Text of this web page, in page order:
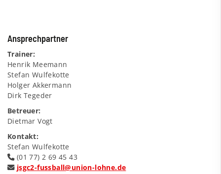
Ansprechpartner
Trainer:
Henrik Meemann
Stefan Wulfekotte
Holger Akkermann
Dirk Tegeder
Betreuer:
Dietmar Vogt
Kontakt:
Stefan Wulfekotte
(01 77) 2 69 45 43
jsgc2-fussball@union-lohne.de